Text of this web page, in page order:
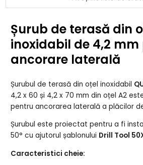
Șurub de terasă din
inoxidabil de 4,2
ancorare laterală
Șurubul de terasă din oțel inoxidabil
4,2 x 60 și 4,2 x 70 mm din oțel A2
pentru ancorarea laterală a plăcilor
Șurubul este proiectat pentru a fi
50° cu ajutorul șablonului Drill Tool
Caracteristici cheie: